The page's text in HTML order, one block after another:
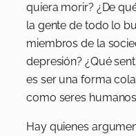
quiera morir? ¿De
la gente de todo lo
miembros de la
depresión? ¿Qué
es ser una forma
como seres
Hay quienes